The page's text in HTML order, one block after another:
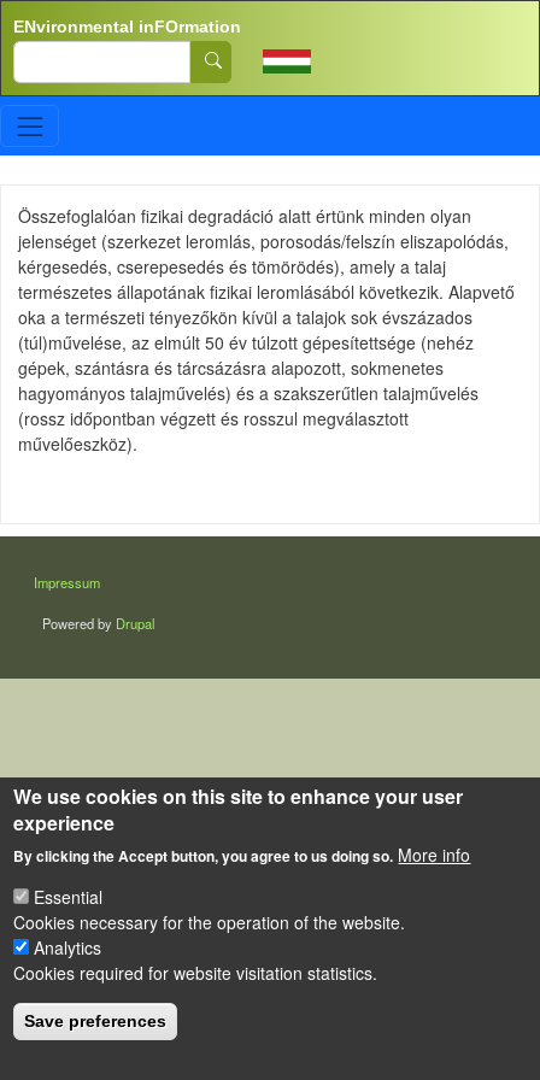
ENvironmental inFOrmation
Search
Összefoglalóan fizikai degradáció alatt értünk minden olyan
jelenséget (szerkezet leromlás, porosodás/felszín eliszapolódás,
kérgesedés, cserepesedés és tömörödés), amely a talaj
természetes állapotának fizikai leromlásából következik. Alapvető
oka a természeti tényezőkön kívül a talajok sok évszázados
(túl)művelése, az elmúlt 50 év túlzott gépesítettsége (nehéz
gépek, szántásra és tárcsázásra alapozott, sokmenetes
hagyományos talajművelés) és a szakszerűtlen talajművelés
(rossz időpontban végzett és rosszul megválasztott
művelőeszköz).
LÁBLÉC
Impressum
Powered by Drupal
We use cookies on this site to enhance your user
experience
By clicking the Accept button, you agree to us doing so. More info
Essential
Cookies necessary for the operation of the website.
Analytics
Cookies required for website visitation statistics.
Save preferences